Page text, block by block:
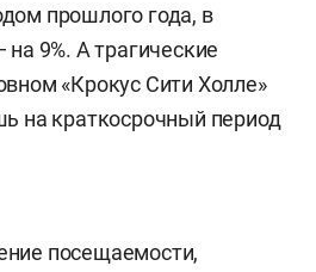
прошлого года, в
9%. А трагические
«Крокус Сити Холле»
на краткосрочный период
посещаемости,